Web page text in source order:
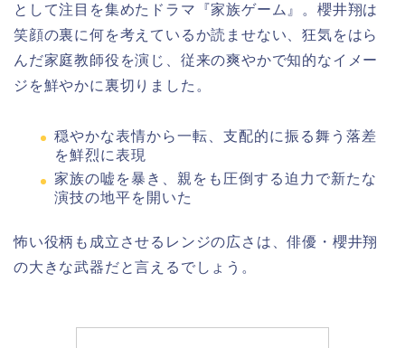
として注目を集めたドラマ『家族ゲーム』。櫻井翔は
笑顔の裏に何を考えているか読ませない、狂気をはら
んだ家庭教師役を演じ、従来の爽やかで知的なイメー
ジを鮮やかに裏切りました。
穏やかな表情から一転、支配的に振る舞う落差
を鮮烈に表現
家族の嘘を暴き、親をも圧倒する迫力で新たな
演技の地平を開いた
怖い役柄も成立させるレンジの広さは、俳優・櫻井翔
の大きな武器だと言えるでしょう。